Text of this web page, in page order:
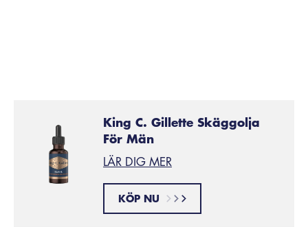
King C. Gillette Skäggolja
För Män
LÄR DIG MER
KÖP NU